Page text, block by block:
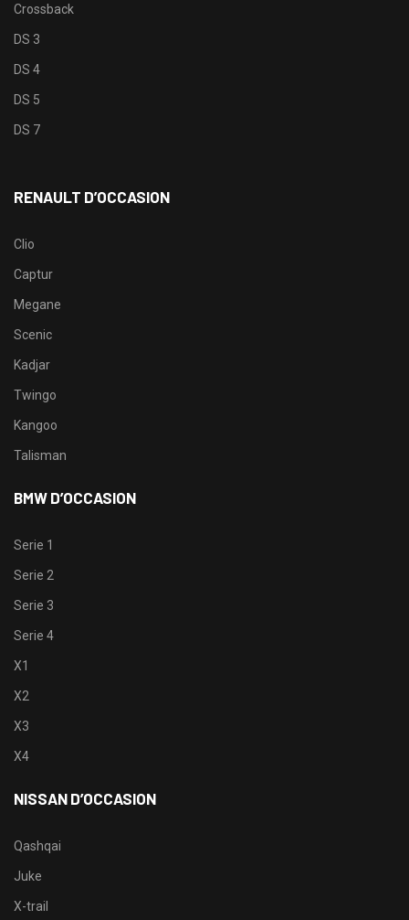
Crossback
DS 3
DS 4
DS 5
DS 7
RENAULT D’OCCASION
Clio
Captur
Megane
Scenic
Kadjar
Twingo
Kangoo
Talisman
BMW D’OCCASION
Serie 1
Serie 2
Serie 3
Serie 4
X1
X2
X3
X4
NISSAN D’OCCASION
Qashqai
Juke
X-trail